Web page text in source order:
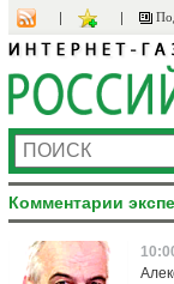
Комментарии